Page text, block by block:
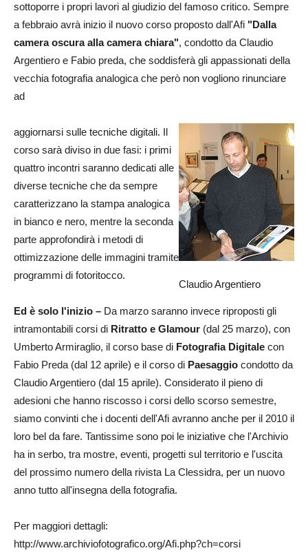
sottoporre i propri lavori al giudizio del famoso critico. Sempre
a febbraio avrà inizio il nuovo corso proposto dall'Afi "Dalla
camera oscura alla camera chiara", condotto da Claudio
Argentiero e Fabio preda, che soddisferà gli appassionati della
vecchia fotografia analogica che però non vogliono rinunciare
ad
Claudio Argentiero
aggiornarsi sulle tecniche digitali. Il
corso sarà diviso in due fasi: i primi
quattro incontri saranno dedicati alle
diverse tecniche che da sempre
caratterizzano la stampa analogica
in bianco e nero, mentre la seconda
parte approfondirà i metodi di
ottimizzazione delle immagini tramite
programmi di fotoritocco.
Ed è solo l'inizio – Da marzo saranno invece riproposti gli
intramontabili corsi di Ritratto e Glamour (dal 25 marzo), con
Umberto Armiraglio, il corso base di Fotografia Digitale con
Fabio Preda (dal 12 aprile) e il corso di Paesaggio condotto da
Claudio Argentiero (dal 15 aprile). Considerato il pieno di
adesioni che hanno riscosso i corsi dello scorso semestre,
siamo convinti che i docenti dell'Afi avranno anche per il 2010 il
loro bel da fare. Tantissime sono poi le iniziative che l'Archivio
ha in serbo, tra mostre, eventi, progetti sul territorio e l'uscita
del prossimo numero della rivista La Clessidra, per un nuovo
anno tutto all'insegna della fotografia.
Per maggiori dettagli:
http://www.archiviofotografico.org/Afi.php?ch=corsi